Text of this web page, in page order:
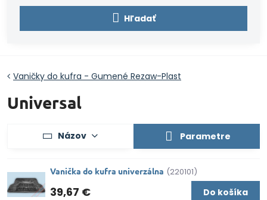
Hľadať
Vaničky do kufra - Gumené Rezaw-Plast
Universal
Názov Parametre
Vanička do kufra univerzálna (220101)
39,67 € Do košíka